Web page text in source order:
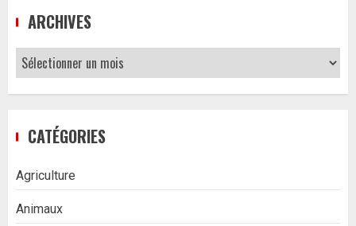
ARCHIVES
Archives
CATÉGORIES
Agriculture
Animaux